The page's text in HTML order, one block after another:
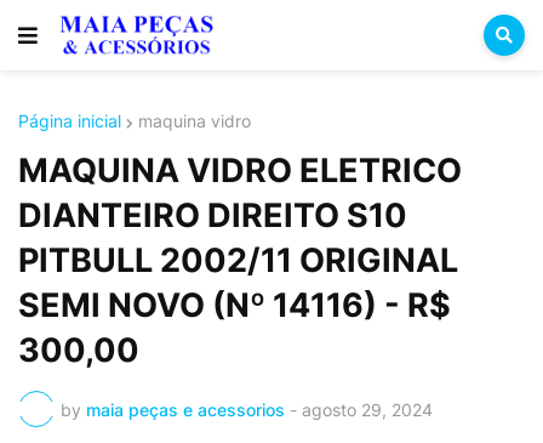
Página inicial maquina vidro
MAQUINA VIDRO ELETRICO
DIANTEIRO DIREITO S10
PITBULL 2002/11 ORIGINAL
SEMI NOVO (Nº 14116) - R$
300,00
by maia peças e acessorios - agosto 29, 2024